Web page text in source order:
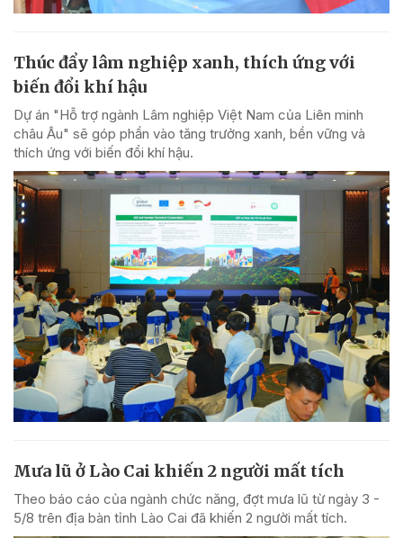
Thúc đẩy lâm nghiệp xanh, thích ứng với
biến đổi khí hậu
Dự án "Hỗ trợ ngành Lâm nghiệp Việt Nam của Liên minh
châu Âu" sẽ góp phần vào tăng trưởng xanh, bền vững và
thích ứng với biến đổi khí hậu.
Mưa lũ ở Lào Cai khiến 2 người mất tích
Theo báo cáo của ngành chức năng, đợt mưa lũ từ ngày 3 -
5/8 trên địa bàn tỉnh Lào Cai đã khiến 2 người mất tích.